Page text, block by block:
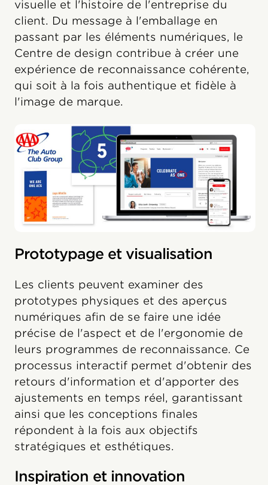
visuelle et l'histoire de l'entreprise du
client. Du message à l'emballage en
passant par les éléments numériques, le
Centre de design contribue à créer une
expérience de reconnaissance cohérente,
qui soit à la fois authentique et fidèle à
l'image de marque.
Prototypage et visualisation
Les clients peuvent examiner des
prototypes physiques et des aperçus
numériques afin de se faire une idée
précise de l'aspect et de l'ergonomie de
leurs programmes de reconnaissance. Ce
processus interactif permet d'obtenir des
retours d'information et d'apporter des
ajustements en temps réel, garantissant
ainsi que les conceptions finales
répondent à la fois aux objectifs
stratégiques et esthétiques.
Inspiration et innovation